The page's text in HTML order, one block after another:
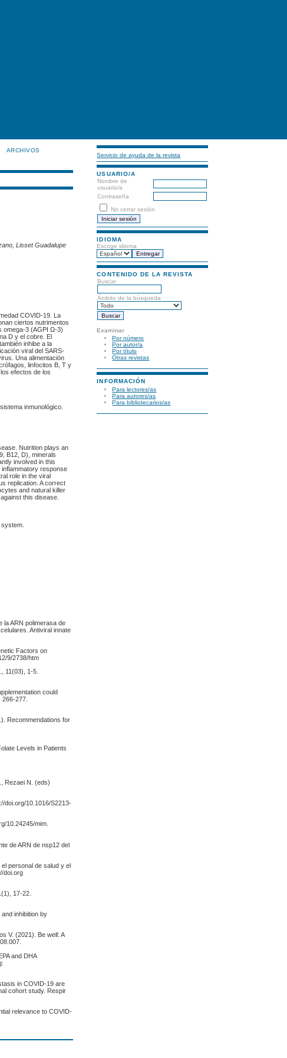
Servicio de ayuda de la revista
USUARIO/A
Nombre de
usuario/a
Contraseña
No cerrar sesión
IDIOMA
Escoge idioma
CONTENIDO DE LA REVISTA
Buscar
Ámbito de la búsqueda
Examinar
Por número
Por autor/a
Por título
Otras revistas
INFORMACIÓN
Para lectores/as
Para autores/as
Para bibliotecarios/as
ARCHIVOS
Lisset Guadalupe
COVID-19. La
ciertos nutrimentos
omega-3 (AGPI Ω-3)
D y el cobre. El
inhibe a la
viral del SARS-
Una alimentación
linfocitos B, T y
efectos de los
inmunológico.
Nutrition plays an
B12, D), minerals
involved in this
response
role in the viral
replication. A correct
and natural killer
this disease.
la ARN polimerasa de
Antiviral innate
Factors on
9/2738/htm
11(03), 1-5.
could
277.
Recommendations for
Levels in Patients
Rezaei N. (eds)
doi.org/10.1016/S2213-
10.24245/mim.
de ARN de nsp12 del
personal de salud y el
doi.org
17-22.
inhibition by
V. (2021). Be well: A
and DHA
in COVID-19 are
cohort study. Respir
relevance to COVID-